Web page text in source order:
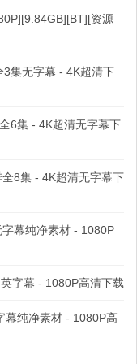
资源
集无字幕 - 4K超清下
6集 - 4K超清无字幕下
8集 - 4K超清无字幕下
幕纯净素材 - 1080P
字幕 - 1080P高清下载
幕纯净素材 - 1080P高